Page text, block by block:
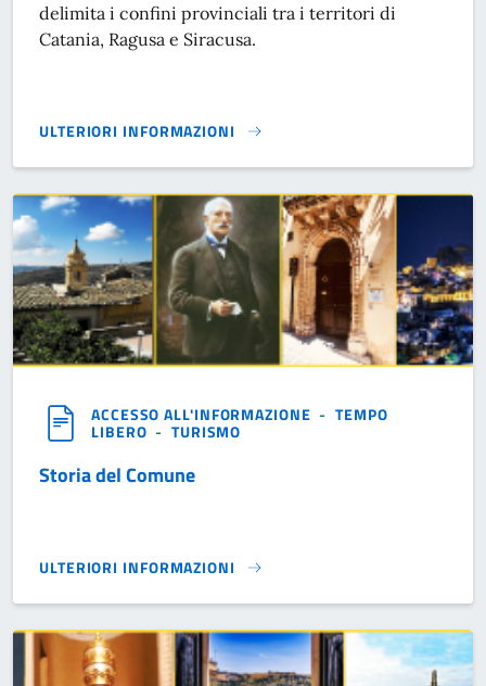
delimita i confini provinciali tra i territori di
Catania, Ragusa e Siracusa.
ULTERIORI INFORMAZIONI
VIVERE IL COMUNE}
ACCESSO ALL'INFORMAZIONE -TEMPO
LIBERO - TURISMO
Storia del Comune
ULTERIORI INFORMAZIONI
STORIA DEL COMUNE}